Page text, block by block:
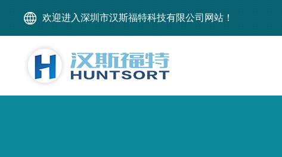
欢迎进入深圳市汉斯福特科技有限公司网站！